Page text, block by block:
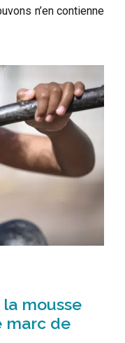
n’en contienne
mousse
marc de